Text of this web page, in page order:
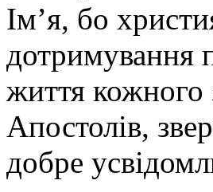
Ім’я, бо
дотримування
життя кожного
Апостолів,
добре